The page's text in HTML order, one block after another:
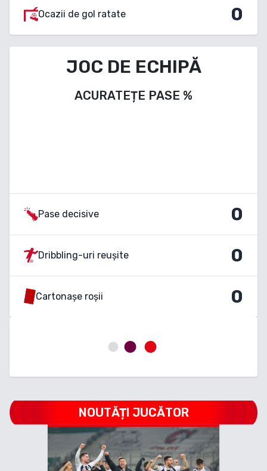
Ocazii de gol ratate 0
JOC DE ECHIPĂ
ACURATEȚE PASE %
Pase decisive 0
Dribbling-uri reușite 0
Cartonașe roșii 0
NOUTĂȚI JUCĂTOR